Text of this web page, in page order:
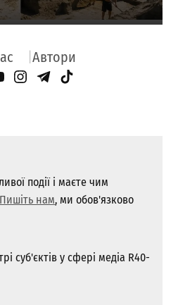
Автори
Page
Instagram
Telegram
TikTok
​​події і маєте чим
Пишіть нам, ми обов'язково
суб'єктів у сфері медіа R40-